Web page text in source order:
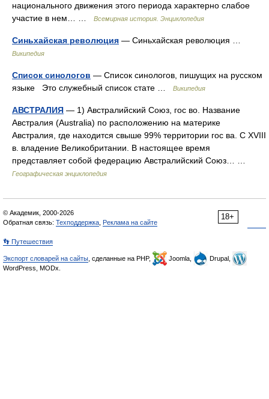
национального движения этого периода характерно слабое
участие в нем… …
Всемирная история. Энциклопедия
Синьхайская революция — Синьхайская революция …
Википедия
Список синологов — Список синологов, пишущих на русском
языке Это служебный список стате …
Википедия
АВСТРАЛИЯ — 1) Австралийский Союз, гос во. Название
Австралия (Australia) по расположению на материке
Австралия, где находится свыше 99% территории гос ва. С XVIII
в. владение Великобритании. В настоящее время
представляет собой федерацию Австралийский Союз… …
Географическая энциклопедия
18+
© Академик, 2000-2026
Обратная связь: Техподдержка Реклама на сайте
👣 Путешествия
Экспорт словарей на сайты , сделанные на PHP, Joomla,
Drupal,
WordPress, MODx.